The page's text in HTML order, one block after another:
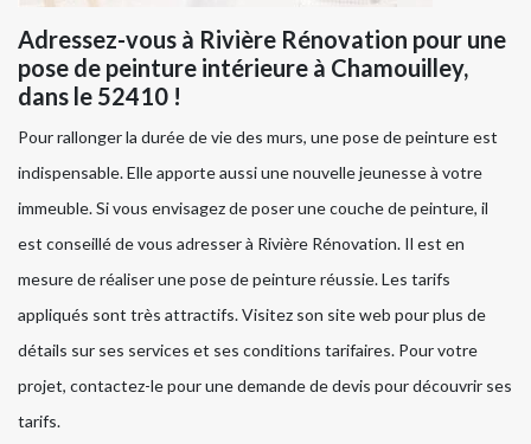
Adressez-vous à Rivière Rénovation pour une
pose de peinture intérieure à Chamouilley,
dans le 52410 !
Pour rallonger la durée de vie des murs, une pose de peinture est
indispensable. Elle apporte aussi une nouvelle jeunesse à votre
immeuble. Si vous envisagez de poser une couche de peinture, il
est conseillé de vous adresser à Rivière Rénovation. Il est en
mesure de réaliser une pose de peinture réussie. Les tarifs
appliqués sont très attractifs. Visitez son site web pour plus de
détails sur ses services et ses conditions tarifaires. Pour votre
projet, contactez-le pour une demande de devis pour découvrir ses
tarifs.